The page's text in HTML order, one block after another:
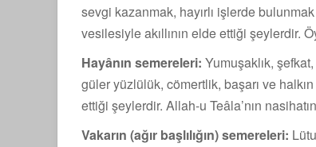
sevgi kazanmak, hayırlı işlerde
vesilesiyle akıllının elde ettiği şeylerdir.
Hayânın semereleri: Yumuşaklık,
güler yüzlülük, cömertlik, başarı ve
ettiği şeylerdir. Allah-u Teâla’nın
Vakarın (ağır başlılığın) semereleri: